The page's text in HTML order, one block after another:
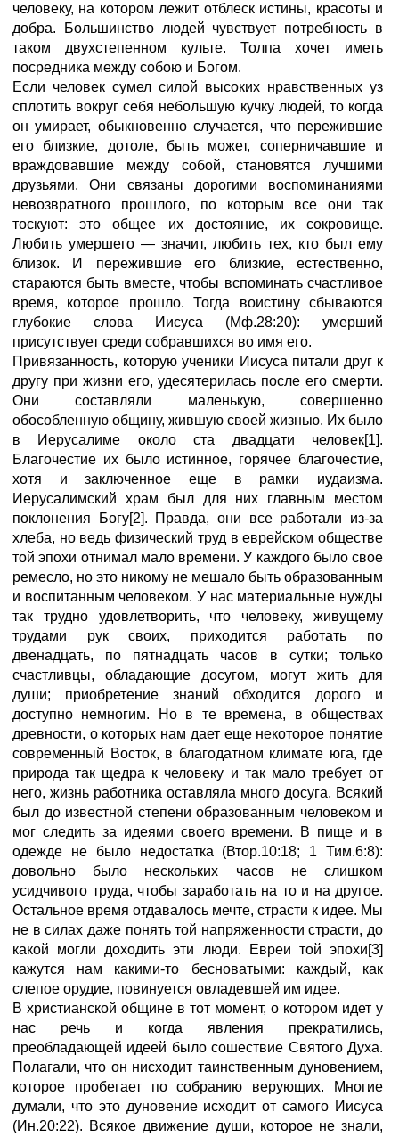
человеку, на котором лежит отблеск истины, красоты и
добра. Большинство людей чувствует потребность в
таком двухстепенном культе. Толпа хочет иметь
посредника между собою и Богом.
Если человек сумел силой высоких нравственных уз
сплотить вокруг себя небольшую кучку людей, то когда
он умирает, обыкновенно случается, что пережившие
его близкие, дотоле, быть может, соперничавшие и
враждовавшие между собой, становятся лучшими
друзьями. Они связаны дорогими воспоминаниями
невозвратного прошлого, по которым все они так
тоскуют: это общее их достояние, их сокровище.
Любить умершего — значит, любить тех, кто был ему
близок. И пережившие его близкие, естественно,
стараются быть вместе, чтобы вспоминать счастливое
время, которое прошло. Тогда воистину сбываются
глубокие слова Иисуса (Мф.28:20): умерший
присутствует среди собравшихся во имя его.
Привязанность, которую ученики Иисуса питали друг к
другу при жизни его, удесятерилась после его смерти.
Они составляли маленькую, совершенно
обособленную общину, жившую своей жизнью. Их было
в Иерусалиме около ста двадцати человек[1].
Благочестие их было истинное, горячее благочестие,
хотя и заключенное еще в рамки иудаизма.
Иерусалимский храм был для них главным местом
поклонения Богу[2]. Правда, они все работали из-за
хлеба, но ведь физический труд в еврейском обществе
той эпохи отнимал мало времени. У каждого было свое
ремесло, но это никому не мешало быть образованным
и воспитанным человеком. У нас материальные нужды
так трудно удовлетворить, что человеку, живущему
трудами рук своих, приходится работать по
двенадцать, по пятнадцать часов в сутки; только
счастливцы, обладающие досугом, могут жить для
души; приобретение знаний обходится дорого и
доступно немногим. Но в те времена, в обществах
древности, о которых нам дает еще некоторое понятие
современный Восток, в благодатном климате юга, где
природа так щедра к человеку и так мало требует от
него, жизнь работника оставляла много досуга. Всякий
был до известной степени образованным человеком и
мог следить за идеями своего времени. В пище и в
одежде не было недостатка (Втор.10:18; 1 Тим.6:8):
довольно было нескольких часов не слишком
усидчивого труда, чтобы заработать на то и на другое.
Остальное время отдавалось мечте, страсти к идее. Мы
не в силах даже понять той напряженности страсти, до
какой могли доходить эти люди. Евреи той эпохи[3]
кажутся нам какими-то бесноватыми: каждый, как
слепое орудие, повинуется овладевшей им идее.
В христианской общине в тот момент, о котором идет у
нас речь и когда явления прекратились,
преобладающей идеей было сошествие Святого Духа.
Полагали, что он нисходит таинственным дуновением,
которое пробегает по собранию верующих. Многие
думали, что это дуновение исходит от самого Иисуса
(Ин.20:22). Всякое движение души, которое не знали,